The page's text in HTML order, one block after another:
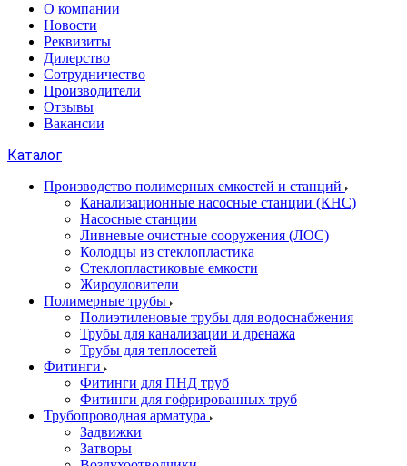
О компании
Новости
Реквизиты
Дилерство
Сотрудничество
Производители
Отзывы
Вакансии
Каталог
Производство полимерных емкостей и станций
Канализационные насосные станции (КНС)
Насосные станции
Ливневые очистные сооружения (ЛОС)
Колодцы из стеклопластика
Стеклопластиковые емкости
Жироуловители
Полимерные трубы
Полиэтиленовые трубы для водоснабжения
Трубы для канализации и дренажа
Трубы для теплосетей
Фитинги
Фитинги для ПНД труб
Фитинги для гофрированных труб
Трубопроводная арматура
Задвижки
Затворы